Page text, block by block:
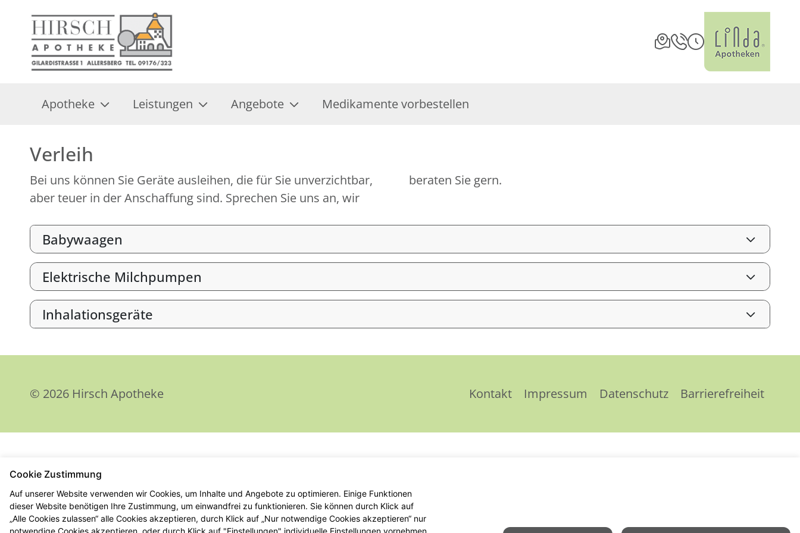
Apotheke Leistungen Angebote Medikamente vorbestellen
Verleih
Bei uns können Sie Geräte ausleihen, die für Sie unverzichtbar,
aber teuer in der Anschaffung sind. Sprechen Sie uns an, wir
beraten Sie gern.
Babywaagen
Elektrische Milchpumpen
Inhalationsgeräte
Kontakt Impressum Datenschutz Barrierefreiheit
© 2026 Hirsch Apotheke
Cookie Zustimmung
Auf unserer Website verwenden wir Cookies, um Inhalte und Angebote zu optimieren. Einige Funktionen
dieser Website benötigen Ihre Zustimmung, um einwandfrei zu funktionieren. Sie können durch Klick auf
„Alle Cookies zulassen“ alle Cookies akzeptieren, durch Klick auf „Nur notwendige Cookies akzeptieren“ nur
notwendige Cookies akzeptieren, oder durch Klick auf "Einstellungen" individuelle Einstellungen vornehmen.